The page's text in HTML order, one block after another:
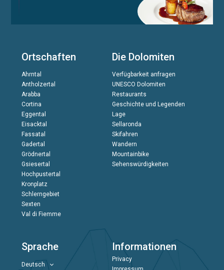
Ortschaften
Ahrntal
Antholzertal
Arabba
Cortina
Eggental
Eisacktal
Fassatal
Gadertal
Grödnertal
Gsiesertal
Hochpustertal
Kronplatz
Schlerngebiet
Sexten
Val di Fiemme
Die Dolomiten
Verfügbarkeit anfragen
UNESCO Dolomiten
Restaurants
Geschichte und Legenden
Lage
Sellaronda
Skifahren
Wandern
Mountainbike
Sehenswürdigkeiten
Sprache
Deutsch
Informationen
Privacy